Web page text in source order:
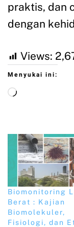
praktis, dan
dengan
Views:
Menyukai ini:
Biomonitoring
Berat : Kajian
Biomolekuler,
Fisiologi, dan